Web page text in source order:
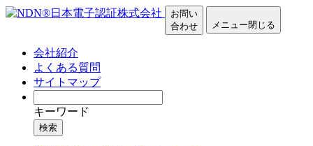
お問い
合わせ
メニュー閉じる
会社紹介
よくある質問
サイトマップ
キーワード
検索